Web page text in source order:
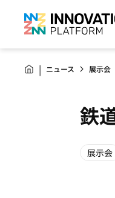
ニュース 展示会
鉄
展示会